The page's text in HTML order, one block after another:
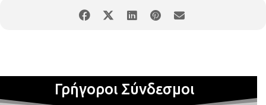
Γρήγοροι Σύνδεσμοι